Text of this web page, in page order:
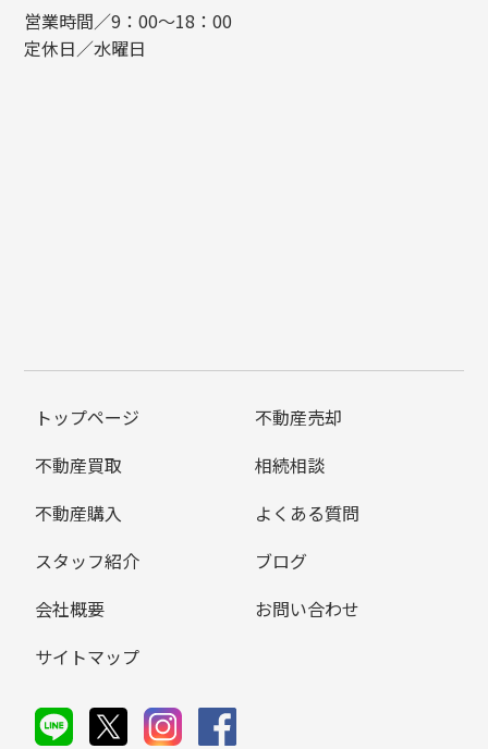
営業時間／9：00～18：00
定休日／水曜日
トップページ
不動産売却
不動産買取
相続相談
不動産購入
よくある質問
スタッフ紹介
ブログ
会社概要
お問い合わせ
サイトマップ